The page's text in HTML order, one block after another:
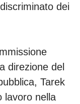
dei
direzione del
Tarek
lavoro nella